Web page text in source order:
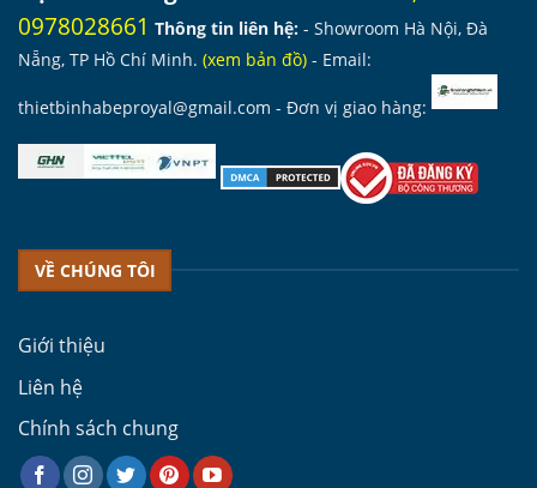
0978028661 Thông tin liên hệ: - Showroom Hà Nội, Đà
Nẵng, TP Hồ Chí Minh. (xem bản đồ) - Email:
thietbinhabeproyal@gmail.com - Đơn vị giao hàng:
VỀ CHÚNG TÔI
Giới thiệu
Liên hệ
Chính sách chung